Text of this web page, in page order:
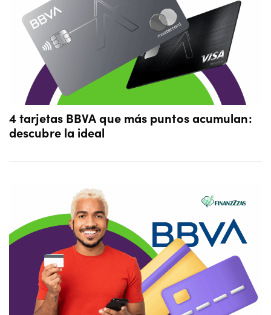
4 tarjetas BBVA que más puntos acumulan:
descubre la ideal